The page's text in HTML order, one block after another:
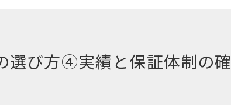
選び方④実績と保証体制の確